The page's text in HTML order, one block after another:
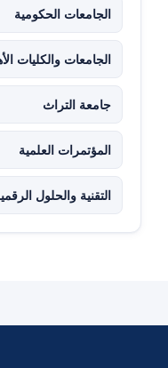
الجامعات الحكومية
الجامعات والكليات
جامعة التراث
المؤتمرات العلمية
التقنية والحلول